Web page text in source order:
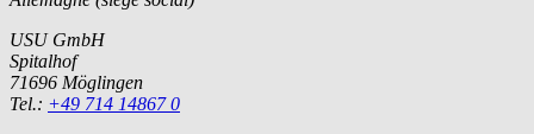
USU GmbH
Spitalhof
71696 Möglingen
Tel.: +49 714 14867 0